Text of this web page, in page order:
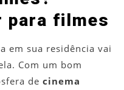
para filmes
em sua residência vai
Com um bom
de cinema